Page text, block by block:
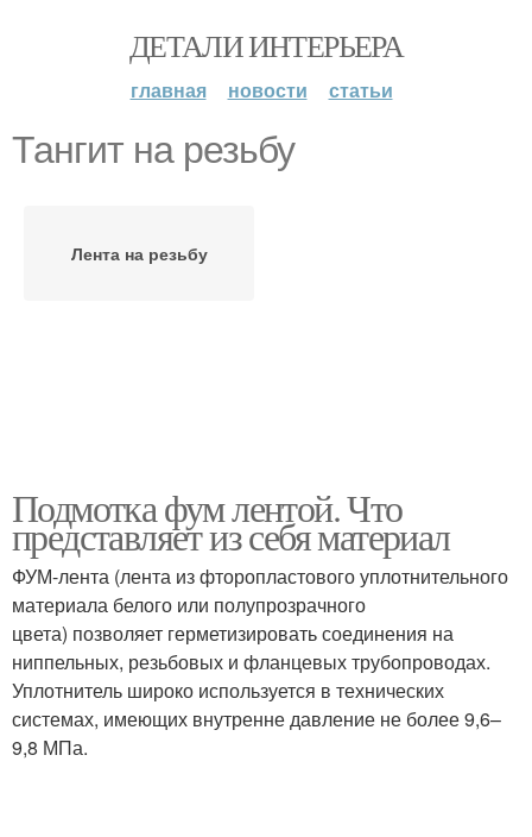
ДЕТАЛИ ИНТЕРЬЕРА
главная новости статьи
Тангит на резьбу
Лента на резьбу
Подмотка фум лентой. Что
представляет из себя материал
ФУМ-лента (лента из фторопластового уплотнительного
материала белого или полупрозрачного
цвета) позволяет герметизировать соединения на
ниппельных, резьбовых и фланцевых трубопроводах.
Уплотнитель широко используется в технических
системах, имеющих внутренне давление не более 9,6–
9,8 МПа.